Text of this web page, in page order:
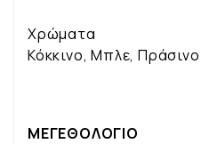
Χρώματα
Κόκκινο, Μπλε, Πράσινο
ΜΕΓΕΘΟΛΟΓΙΟ